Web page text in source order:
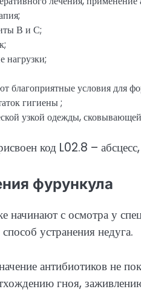
В и С;
нагрузки;
благоприятные условия для
гигиены ;
узкой одежды,
код L02.8 –
фурункула
начинают с осмотра у
устранения недуга.
антибиотиков не
гноя,